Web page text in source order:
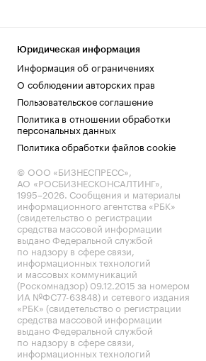
Юридическая информация
Информация об ограничениях
О соблюдении авторских прав
Пользовательское соглашение
Политика в отношении обработки
персональных данных
Политика обработки файлов cookie
© ООО «БИЗНЕСПРЕСС»,
АО «РОСБИЗНЕСКОНСАЛТИНГ»,
1995–2026. Сообщения и материалы
информационного агентства «РБК»
(свидетельство о регистрации
средства массовой информации
выдано Федеральной службой
по надзору в сфере связи,
информационных технологий
и массовых коммуникаций
(Роскомнадзор) 09.12.2015 за номером
ИА №ФС77-63848) и сетевого издания
«РБК» (свидетельство о регистрации
средства массовой информации
выдано Федеральной службой
по надзору в сфере связи,
информационных технологий